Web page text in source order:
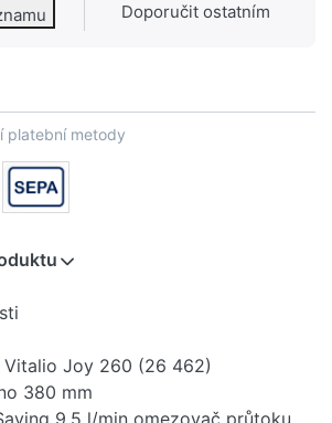
Doporučit ostatním
platební metody
Vitalio Joy 260 (26 462)
380 mm
9,5 l/min omezovač průtoku